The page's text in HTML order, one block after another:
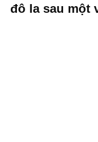
đô la sau một